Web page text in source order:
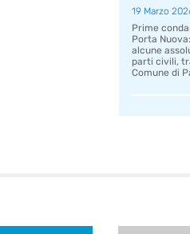
19 Marzo
Prime
Porta
alcune
parti civili,
Comune di